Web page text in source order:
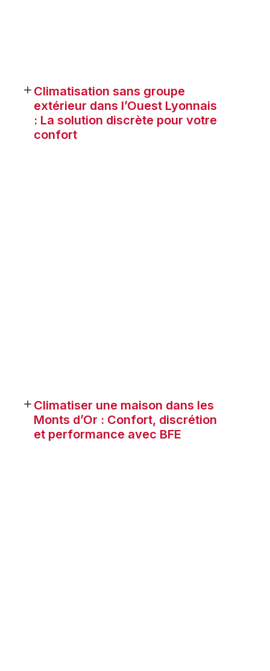
Climatisation sans groupe
extérieur dans l’Ouest Lyonnais
: La solution discrète pour votre
confort
Climatiser une maison dans les
Monts d’Or : Confort, discrétion
et performance avec BFE